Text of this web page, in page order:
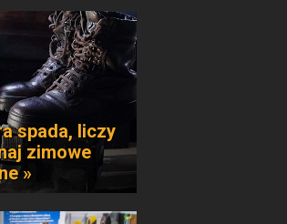
spada, liczy
zimowe
»